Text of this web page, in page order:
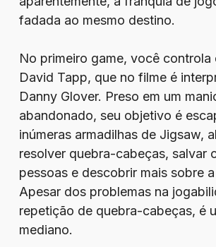
fadada ao mesmo destino.
No primeiro game, você controla
David Tapp, que no filme é
Danny Glover. Preso em um
abandonado, seu objetivo é
inúmeras armadilhas de Jigsaw,
resolver quebra-cabeças, salvar
pessoas e descobrir mais sobre
Apesar dos problemas na
repetição de quebra-cabeças, é
mediano.